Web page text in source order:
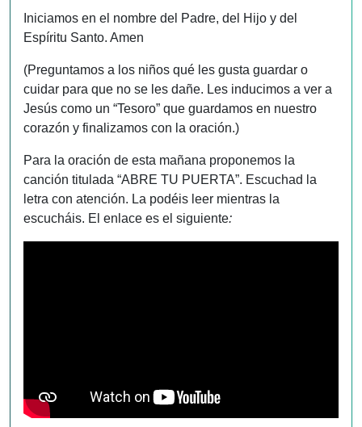
Iniciamos en el nombre del Padre, del Hijo y del
Espíritu Santo. Amen
(Preguntamos a los niños qué les gusta guardar o
cuidar para que no se les dañe. Les inducimos a ver a
Jesús como un “Tesoro” que guardamos en nuestro
corazón y finalizamos con la oración.)
Para la oración de esta mañana proponemos la
canción titulada “ABRE TU PUERTA”. Escuchad la
letra con atención. La podéis leer mientras la
escucháis. El enlace es el siguiente: